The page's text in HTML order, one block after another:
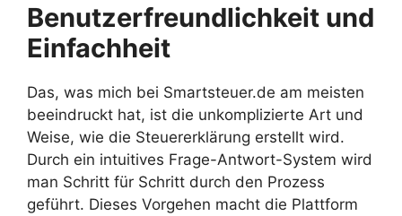
Benutzerfreundlichkeit und
Einfachheit
Das, was mich bei Smartsteuer.de am meisten
beeindruckt hat, ist die unkomplizierte Art und
Weise, wie die Steuererklärung erstellt wird.
Durch ein intuitives Frage-Antwort-System wird
man Schritt für Schritt durch den Prozess
geführt. Dieses Vorgehen macht die Plattform